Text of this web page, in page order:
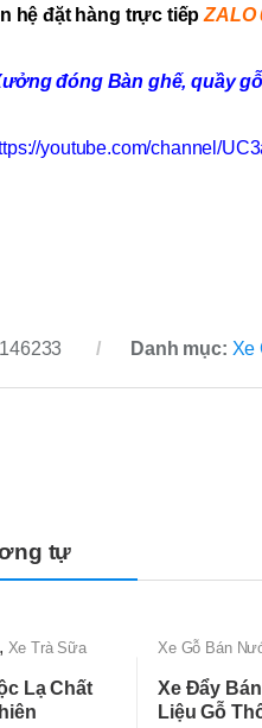
hệ đặt hàng trực tiếp ZALO
đóng Bàn ghế, quầy
youtube.com/channel/
Danh mục: Xe
tự
, Xe Trà Sữa
Lạ Chất
Xe Gỗ Bán
Xe Đẩy
Liệu Gỗ